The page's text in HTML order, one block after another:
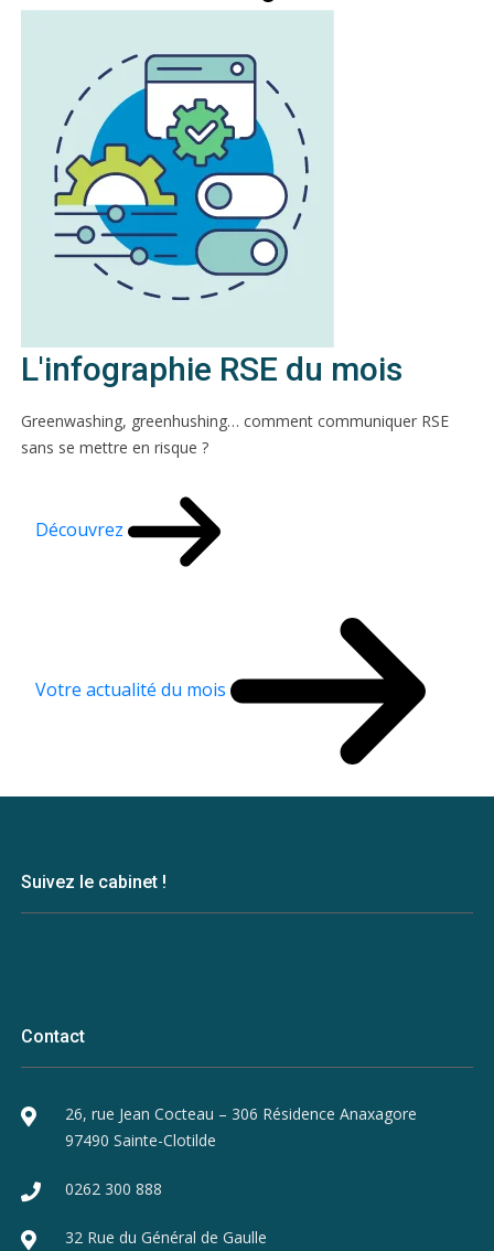
L'infographie RSE du mois
Greenwashing, greenhushing… comment communiquer RSE
sans se mettre en risque ?
Découvrez
Votre actualité du mois
Suivez le cabinet !
Contact
26, rue Jean Cocteau – 306 Résidence Anaxagore
97490 Sainte-Clotilde
0262 300 888
32 Rue du Général de Gaulle